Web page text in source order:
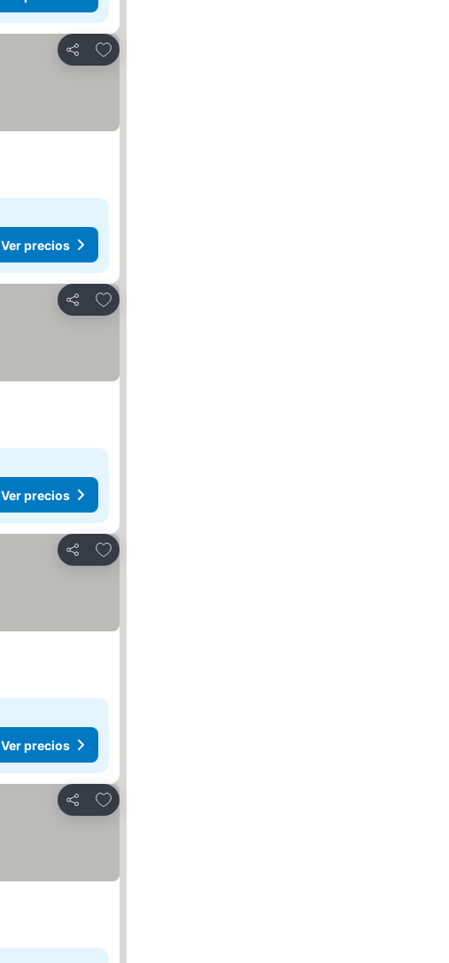
Compartir
Añadir a favoritos
Ver precios
Compartir
Añadir a favoritos
Ver precios
Compartir
Añadir a favoritos
Ver precios
Compartir
Añadir a favoritos